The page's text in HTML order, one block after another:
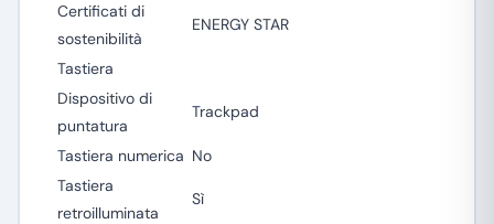
Certificati di
sostenibilità
ENERGY STAR
Tastiera
Dispositivo di
puntatura
Trackpad
Tastiera numerica No
Tastiera
retroilluminata
Sì